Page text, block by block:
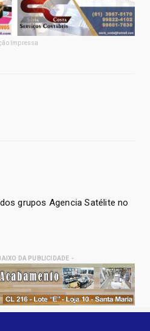
Impressa
grupos Agencia Satélite no
DA PUBLICIDADE -